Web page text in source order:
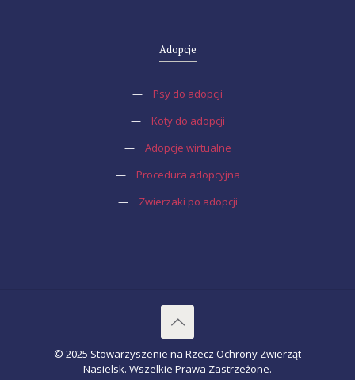
Adopcje
—
Psy do adopcji
—
Koty do adopcji
—
Adopcje wirtualne
—
Procedura adopcyjna
—
Zwierzaki po adopcji
© 2025 Stowarzyszenie na Rzecz Ochrony Zwierząt
Nasielsk. Wszelkie Prawa Zastrzeżone.